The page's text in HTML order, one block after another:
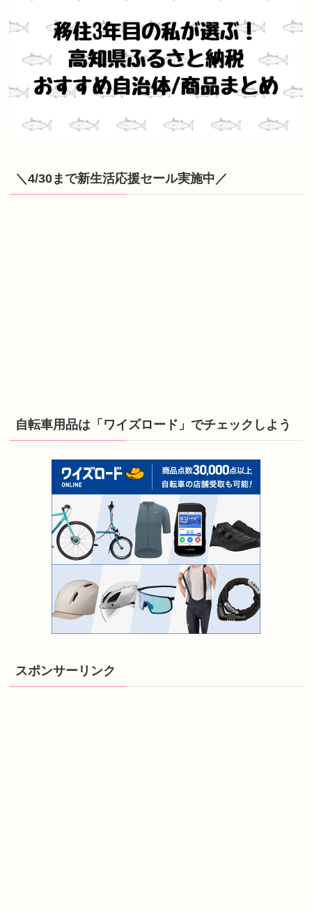
＼4/30まで新生活応援セール実施中／
自転車用品は「ワイズロード」でチェックしよう
スポンサーリンク